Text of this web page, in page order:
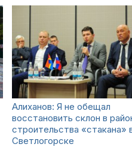
Алиханов: Я не обещал
восстановить склон в
строительства «стакана»
Светлогорске